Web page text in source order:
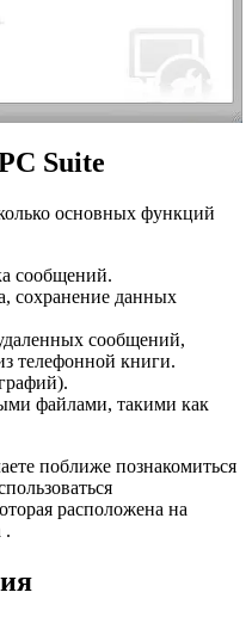
Suite
основных функций
сообщений.
сохранение данных
сообщений,
телефонной книги.
файлами, такими как
поближе познакомиться
расположена на
.